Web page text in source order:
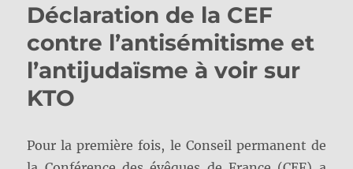
Déclaration de la CEF
contre l’antisémitisme et
l’antijudaïsme à voir sur
KTO
Pour la première fois, le Conseil permanent de